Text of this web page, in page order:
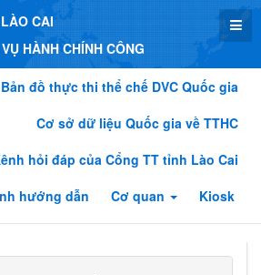
CAI
HÀNH CHÍNH CÔNG
Bản đồ thực thi thể chế DVC Quốc gia
Cơ sở dữ liệu Quốc gia về TTHC
hỏi đáp của Cổng TT tỉnh Lào Cai
hướng dẫn
Cơ quan Kiosk